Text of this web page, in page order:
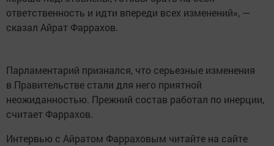
ответственность и идти впереди всех изменений», —
сказал Айрат Фаррахов.
Парламентарий признался, что серьезные изменения
в Правительстве стали для него приятной
неожиданностью. Прежний состав работал по инерции,
считает Фаррахов.
Интервью с Айратом Фарраховым читайте на сайте